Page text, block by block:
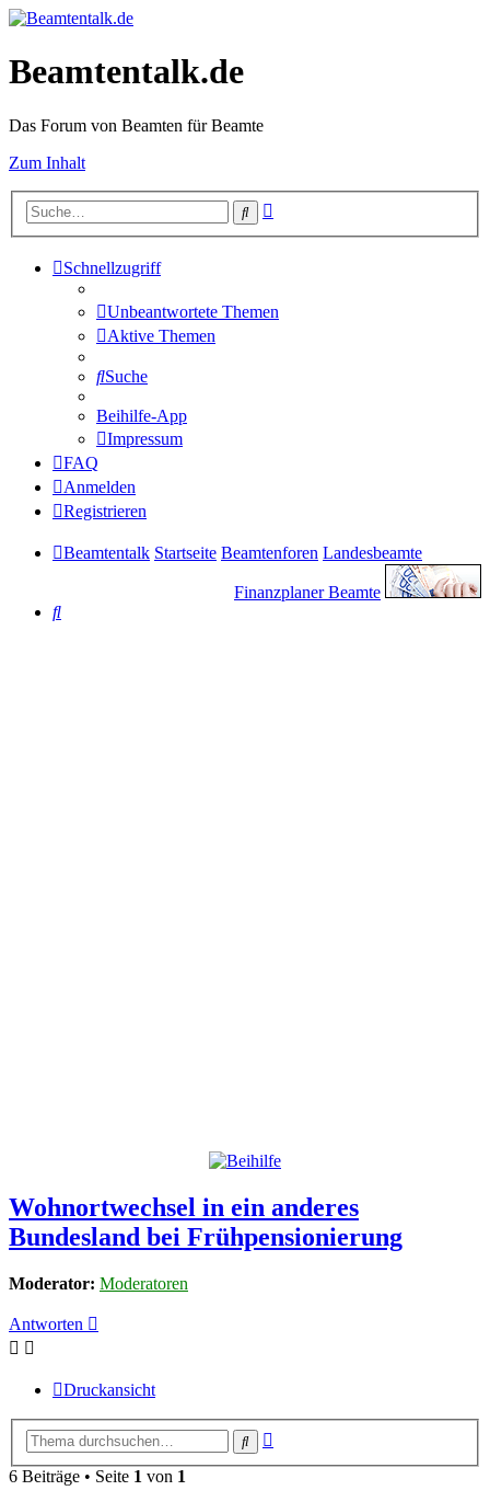
Beamtentalk.de
Das Forum von Beamten für Beamte
Zum Inhalt
Suche
Schnellzugriff
Unbeantwortete Themen
Aktive Themen
Suche
Beihilfe-App
Impressum
FAQ
Anmelden
Registrieren
Beamtentalk Startseite Beamtenforen Landesbeamte
Finanzplaner Beamte
Suche
Wohnortwechsel in ein anderes
Bundesland bei Frühpensionierung
Moderator: Moderatoren
Antworten
Druckansicht
Suche
6 Beiträge • Seite 1 von 1